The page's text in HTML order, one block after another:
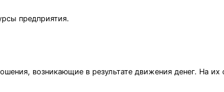
предприятия.
возникающие в результате движения денег. На